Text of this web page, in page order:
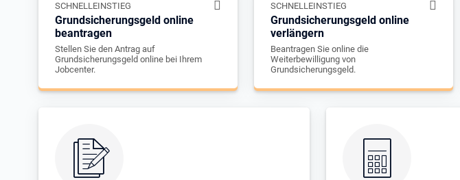
SCHNELLEINSTIEG
Grundsicherungsgeld online
beantragen
Stellen Sie den Antrag auf
Grundsicherungsgeld online bei Ihrem
Jobcenter.
SCHNELLEINSTIEG
Grundsicherungsgeld online
verlängern
Beantragen Sie online die
Weiterbewilligung von
Grundsicherungsgeld.